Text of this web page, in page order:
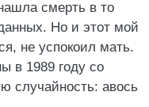
смерть в то
Но и этот мой
не успокоил мать.
в 1989 году со
случайность: авось